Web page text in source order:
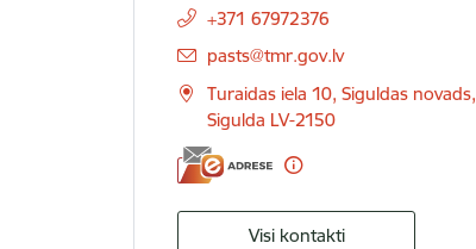
+371 67972376
E-pasts:
pasts@tmr.gov.lv
Turaidas iela 10, Siguldas novads,
Sigulda LV-2150
Visi kontakti